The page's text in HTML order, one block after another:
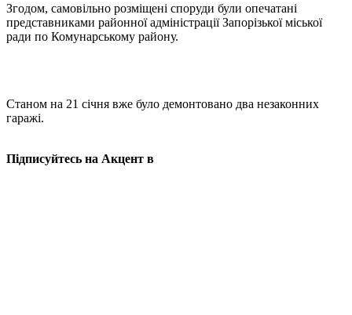
Згодом, самовільно розміщені споруди були опечатані
представниками районної адміністрації Запорізької міської
ради по Комунарському району.
Станом на 21 січня вже було демонтовано два незаконних
гаражі.
Підписуйтесь на Акцент в